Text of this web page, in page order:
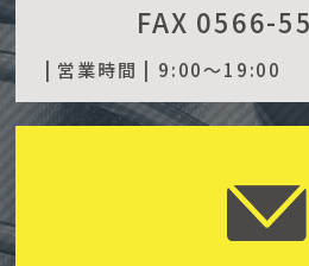
FAX 0566-
| 営業時間 | 9:00～19:00